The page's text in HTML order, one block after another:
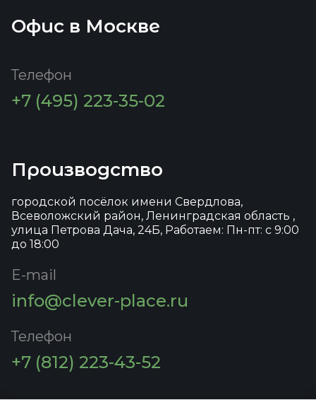
Офис в Москве
Телефон
+7 (495) 223-35-02
Производство
городской посёлок имени Свердлова,
Всеволожский район, Ленинградская область ,
улица Петрова Дача, 24Б, Работаем: Пн-пт: с 9:00
до 18:00
E-mail
info@clever-place.ru
Телефон
+7 (812) 223-43-52